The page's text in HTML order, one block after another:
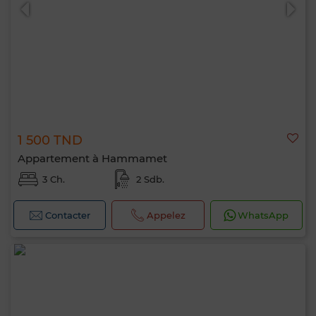
1 500 TND
Appartement à Hammamet
3 Ch. 2 Sdb.
Contacter Appelez WhatsApp